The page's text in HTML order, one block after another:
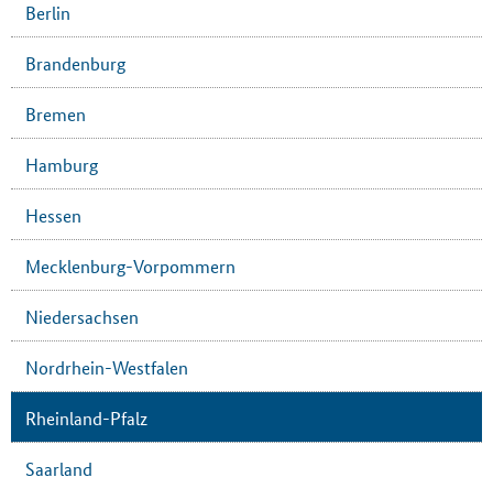
Berlin
Brandenburg
Bremen
Hamburg
Hessen
Mecklenburg-Vorpommern
Niedersachsen
Nordrhein-Westfalen
Rheinland-Pfalz
Saarland